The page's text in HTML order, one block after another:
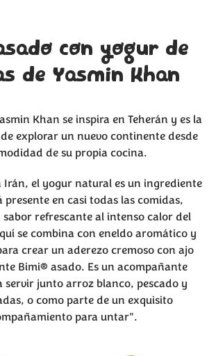
con yogur de
de Yasmin Khan
Khan se inspira en Teherán y es la
explorar un nuevo continente desde
de su propia cocina.
Irán, el yogur natural es un ingrediente
presente en casi todas las comidas,
refrescante al intenso calor del
se combina con eneldo aromático y
crear un aderezo cremoso con ajo
Bimi® asado. Es un acompañante
servir junto arroz blanco, pescado y
o como parte de un exquisito
para untar".